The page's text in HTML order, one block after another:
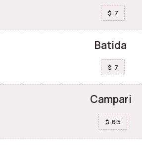
$ 7
Batida
$ 7
Campari
$ 6.5